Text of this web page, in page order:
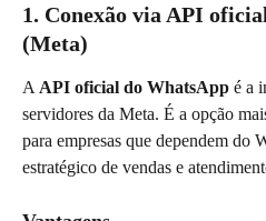
1. Conexão via API
(Meta)
A API oficial do WhatsApp é a
servidores da Meta. É a opção
para empresas que dependem do
estratégico de vendas e